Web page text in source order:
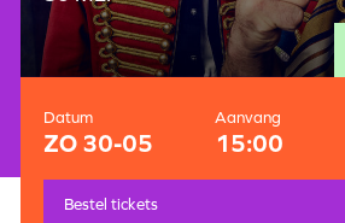
Datum
ZO 30-05
Aanvang
15:00
Bestel tickets